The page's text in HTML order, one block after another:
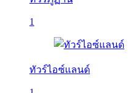
1
ทัวร์ไอซ์แลนด์